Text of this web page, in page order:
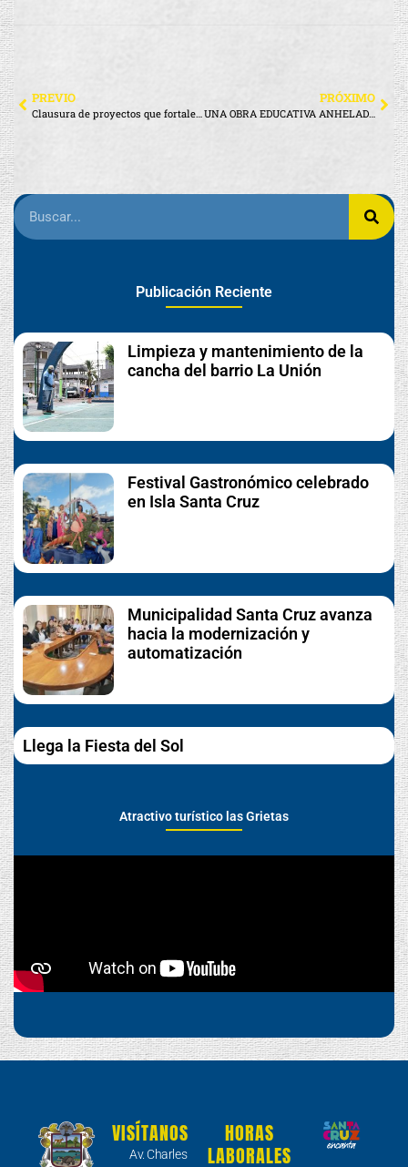
PREVIO
Clausura de proyectos que fortalecen a nuestra comunidad
PRÓXIMO
UNA OBRA EDUCATIVA ANHELADA HOY SE CONVIERTE EN REALIDAD
Publicación Reciente
Limpieza y mantenimiento de la
cancha del barrio La Unión
Festival Gastronómico celebrado
en Isla Santa Cruz
Municipalidad Santa Cruz avanza
hacia la modernización y
automatización
Llega la Fiesta del Sol
Atractivo turístico las Grietas
VISÍTANOS
Av. Charles
HORAS
LABORALES